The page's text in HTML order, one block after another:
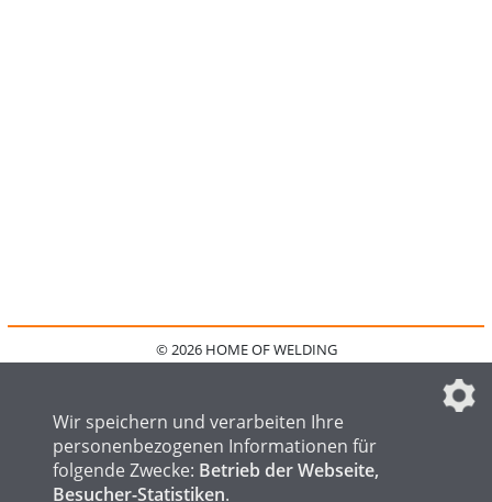
© 2026 HOME OF WELDING
IMPRESSUM
FAQ
DATENSCHUTZEINSTELLUNGEN
Wir speichern und verarbeiten Ihre
personenbezogenen Informationen für
folgende Zwecke: Betrieb der Webseite,
Besucher-Statistiken.